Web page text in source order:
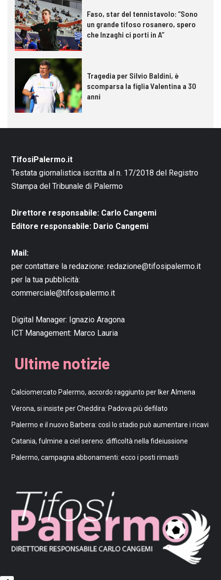
Faso, star del tennistavolo: “Sono
un grande tifoso rosanero, spero
che Inzaghi ci porti in A”
Tragedia per Silvio Baldini, è
scomparsa la figlia Valentina a 30
anni
TifosiPalermo.it
Testata giornalistica iscritta al n. 17/2018 del Registro
Stampa del Tribunale di Palermo
Direttore responsabile: Carlo Cangemi
Editore responsabile: Dario Cangemi
Mail:
per contattare la redazione: redazione@tifosipalermo.it
per la tua pubblicità:
commerciale@tifosipalermo.it
Digital Manager: Ignazio Aragona
ICT Management: Marco Lauria
Ultime notizie
Calciomercato Palermo, accordo raggiunto per Iker Almena
Verona, si insiste per Cheddira: Padova più defilato
Palermo e il nuovo Barbera: così lo stadio può aumentare i ricavi
Catania, fulmine a ciel sereno: difficoltà nella fideiussione
Palermo, campagna abbonamenti: ecco i posti rimasti